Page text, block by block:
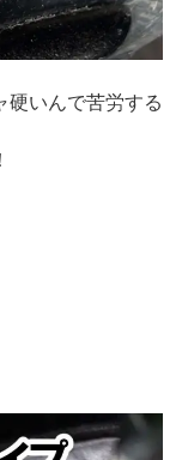
硬いんで苦労する